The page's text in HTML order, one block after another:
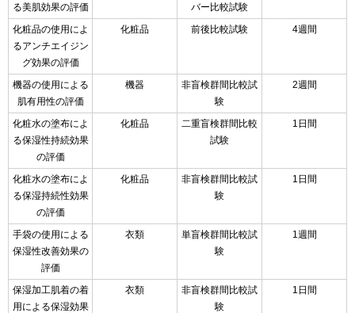
る美肌効果の評価
バー比較試験
化粧品の使用によ
るアンチエイジン
グ効果の評価
化粧品 前後比較試験 4週間
機器の使用による
肌有用性の評価
機器
非盲検群間比較試
験
2週間
化粧水の塗布によ
る保湿性持続効果
の評価
化粧品
二重盲検群間比較
試験
1日間
化粧水の塗布によ
る保湿持続性効果
の評価
化粧品
非盲検群間比較試
験
1日間
手袋の使用による
保湿性改善効果の
評価
衣類
単盲検群間比較試
験
1週間
保湿加工肌着の着
用による保湿効果
衣類
非盲検群間比較試
験
1日間